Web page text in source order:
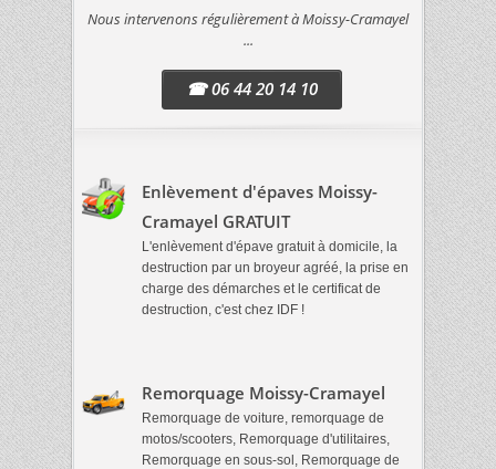
Nous intervenons régulièrement à Moissy-Cramayel
...
☎ 06 44 20 14 10
Enlèvement d'épaves Moissy-
Cramayel GRATUIT
L'enlèvement d'épave gratuit à domicile, la
destruction par un broyeur agréé, la prise en
charge des démarches et le certificat de
destruction, c'est chez IDF !
Remorquage Moissy-Cramayel
Remorquage de voiture, remorquage de
motos/scooters, Remorquage d'utilitaires,
Remorquage en sous-sol, Remorquage de